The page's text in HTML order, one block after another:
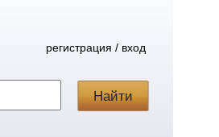
регистрация / вход